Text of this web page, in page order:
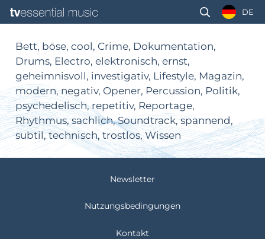
DE
Bett, böse, cool, Crime, Dokumentation,
Drums, Electro, elektronisch, ernst,
geheimnisvoll, investigativ, Lifestyle, Magazin,
modern, negativ, Opener, Percussion, Politik,
psychedelisch, repetitiv, Reportage,
Rhythmus, sachlich, Soundtrack, spannend,
subtil, technisch, trostlos, Wissen
Newsletter
Nutzungsbedingungen
Kontakt